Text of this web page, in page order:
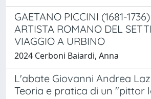
GAETANO PICCINI (1681-
ARTISTA ROMANO DEL
VIAGGIO A URBINO
2024 Cerboni Baiardi, Anna
L'abate Giovanni Andrea
Teoria e pratica di un "pittor